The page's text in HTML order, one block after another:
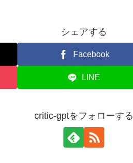
シェアする
Facebook
LINE
critic-gptをフォローする